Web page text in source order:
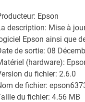
Epson
description: Mise à
Epson ainsi que
de sortie: 08
(hardware):
du fichier: 2.6.0
de fichier:
du fichier: 4.56 MB